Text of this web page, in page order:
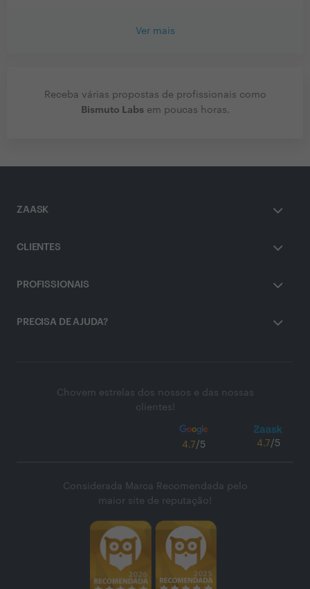
Ver mais
Receba várias propostas de profissionais como
Bismuto Labsem poucas horas.
ZAASK
CLIENTES
PROFISSIONAIS
PRECISA DE AJUDA?
Chovem estrelas dos nossos e das nossas
clientes!
4.7/5 4.7/5
Considerada Marca Recomendada pelo
maior site de reputação!